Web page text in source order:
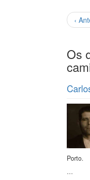
‹
Os
Porto.
…